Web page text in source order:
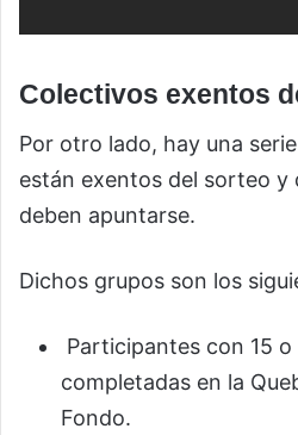
Colectivos exentos
Por otro lado, hay una
están exentos del sorteo y
deben apuntarse.
Dichos grupos son los
Participantes con 15
completadas en la
Fondo.